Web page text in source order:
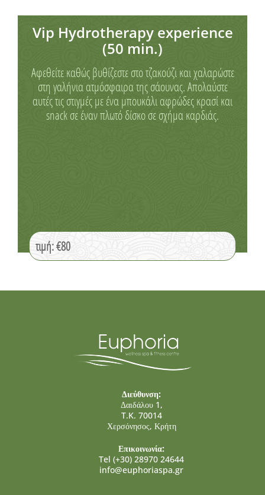
Vip Hydrotherapy experience
(50 min.)
Αφεθείτε καθώς βυθίζεστε στο τζακούζι και χαλαρώστε
στη γαλήνια ατμόσφαιρα της σάουνας. Απολαύστε
αυτές τις στιγμές με ένα μπουκάλι αφρώδες κρασί και
snack σε έναν πλωτό δίσκο σε σχήμα καρδιάς.
τιμή: €80
Διεύθυνση:
Δαιδάλου 1,
T.K. 70014
Χερσόνησος, Κρήτη
Επικοινωνία:
Tel (+30) 28970 24644
info@euphoriaspa.gr